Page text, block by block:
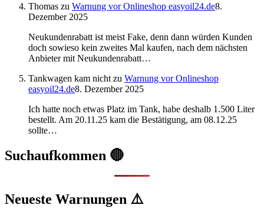
Thomas zu Warnung vor Onlineshop easyoil24.de8.
Dezember 2025
Neukundenrabatt ist meist Fake, denn dann würden Kunden
doch sowieso kein zweites Mal kaufen, nach dem nächsten
Anbieter mit Neukundenrabatt…
Tankwagen kam nicht zu Warnung vor Onlineshop
easyoil24.de8. Dezember 2025
Ich hatte noch etwas Platz im Tank, habe deshalb 1.500 Liter
bestellt. Am 20.11.25 kam die Bestätigung, am 08.12.25
sollte…
Suchaufkommen 🔴
Neueste Warnungen ⚠️